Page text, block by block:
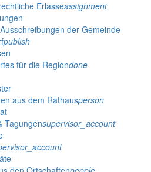
Erlasseassignment
der Gemeinde
publish
für die Regiondone
aus dem Rathausperson
Tagungensupervisor_account